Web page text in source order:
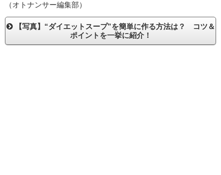
（オトナンサー編集部）
【写真】“ダイエットスープ”を簡単に作る方法は？ コツ＆
ポイントを一挙に紹介！